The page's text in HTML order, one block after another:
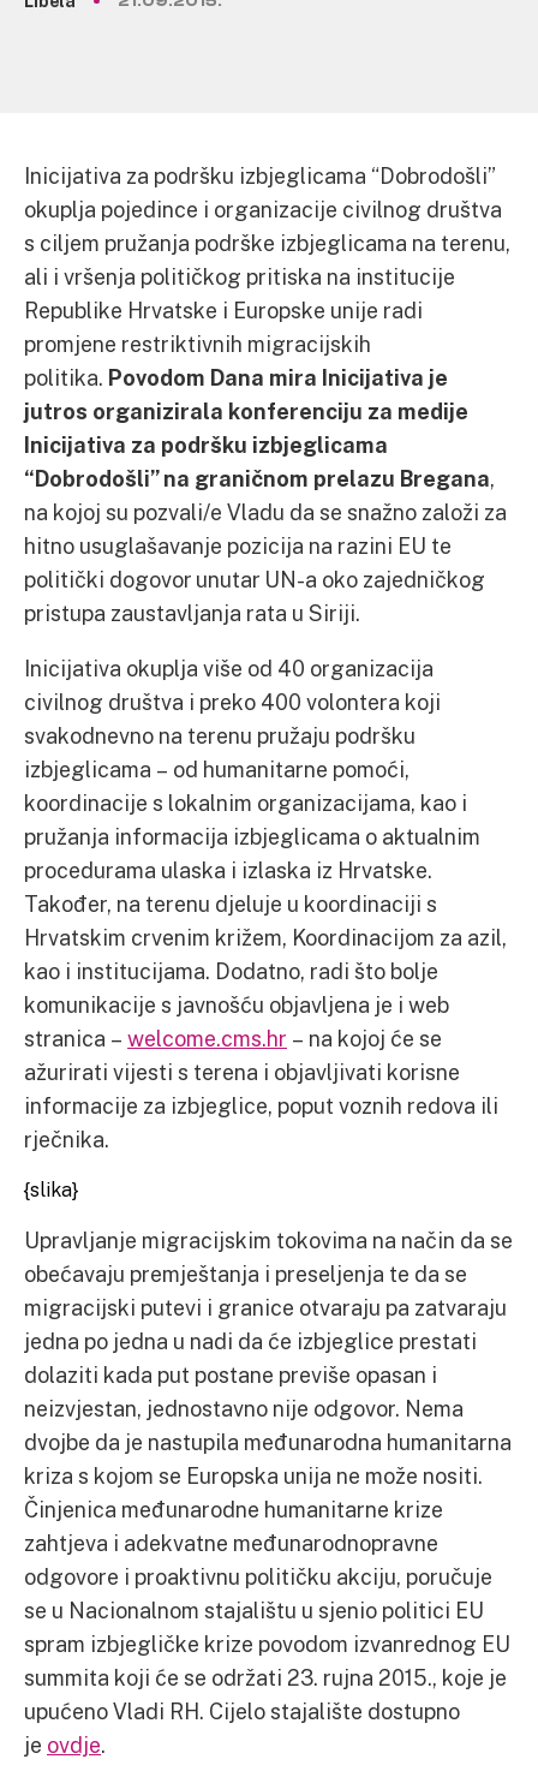
Inicijativa za podršku izbjeglicama “Dobrodošli”
okuplja pojedince i organizacije civilnog društva
s ciljem pružanja podrške izbjeglicama na terenu,
ali i vršenja političkog pritiska na institucije
Republike Hrvatske i Europske unije radi
promjene restriktivnih migracijskih
politika. Povodom Dana mira Inicijativa je
jutros organizirala konferenciju za medije
Inicijativa za podršku izbjeglicama
“Dobrodošli” na graničnom prelazu Bregana,
na kojoj su pozvali/e Vladu da se snažno založi za
hitno usuglašavanje pozicija na razini EU te
politički dogovor unutar UN-a oko zajedničkog
pristupa zaustavljanja rata u Siriji.
Inicijativa okuplja više od 40 organizacija
civilnog društva i preko 400 volontera koji
svakodnevno na terenu pružaju podršku
izbjeglicama – od humanitarne pomoći,
koordinacije s lokalnim organizacijama, kao i
pružanja informacija izbjeglicama o aktualnim
procedurama ulaska i izlaska iz Hrvatske.
Također, na terenu djeluje u koordinaciji s
Hrvatskim crvenim križem, Koordinacijom za azil,
kao i institucijama. Dodatno, radi što bolje
komunikacije s javnošću objavljena je i web
stranica – welcome.cms.hr – na kojoj će se
ažurirati vijesti s terena i objavljivati korisne
informacije za izbjeglice, poput voznih redova ili
rječnika.
{slika}
Upravljanje migracijskim tokovima na način da se
obećavaju premještanja i preseljenja te da se
migracijski putevi i granice otvaraju pa zatvaraju
jedna po jedna u nadi da će izbjeglice prestati
dolaziti kada put postane previše opasan i
neizvjestan, jednostavno nije odgovor. Nema
dvojbe da je nastupila međunarodna humanitarna
kriza s kojom se Europska unija ne može nositi.
Činjenica međunarodne humanitarne krize
zahtjeva i adekvatne međunarodnopravne
odgovore i proaktivnu političku akciju, poručuje
se u Nacionalnom stajalištu u sjenio politici EU
spram izbjegličke krize povodom izvanrednog EU
summita koji će se održati 23. rujna 2015., koje je
upućeno Vladi RH. Cijelo stajalište dostupno
je ovdje.